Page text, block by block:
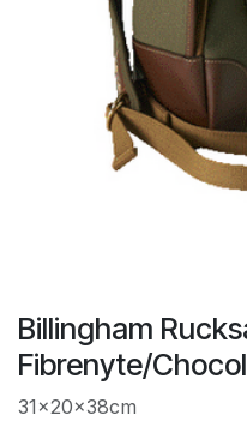
Billingham
Fibrenyte/
31x20x38cm